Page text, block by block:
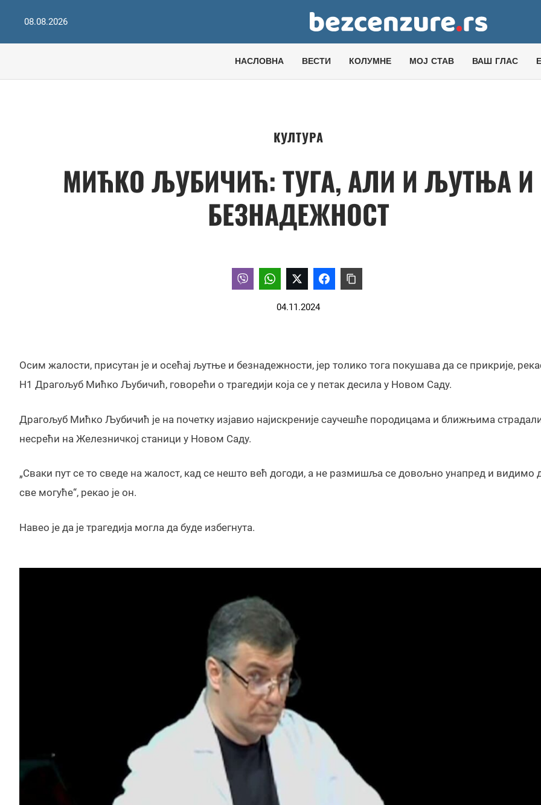
08.08.2026
НАСЛОВНА ВЕСТИ КОЛУМНЕ МОЈ СТАВ ВАШ ГЛАС
КУЛТУРА
МИЋКО ЉУБИЧИЋ: ТУГА, АЛИ И ЉУТЊА И
БЕЗНАДЕЖНОСТ
04.11.2024
Осим жалости, присутан је и осећај љутње и безнадежности, јер толико тога покушава да се прикрије,
Н1 Драгољуб Мићко Љубичић, говорећи о трагедији која се у петак десила у Новом Саду.
Драгољуб Мићко Љубичић је на почетку изјавио најискреније саучешће породицама и ближњима
несрећи на Железничкој станици у Новом Саду.
„Сваки пут се то сведе на жалост, кад се нешто већ догоди, а не размишља се довољно унапред и видимо
све могуће“, рекао је он.
Навео је да је трагедија могла да буде избегнута.